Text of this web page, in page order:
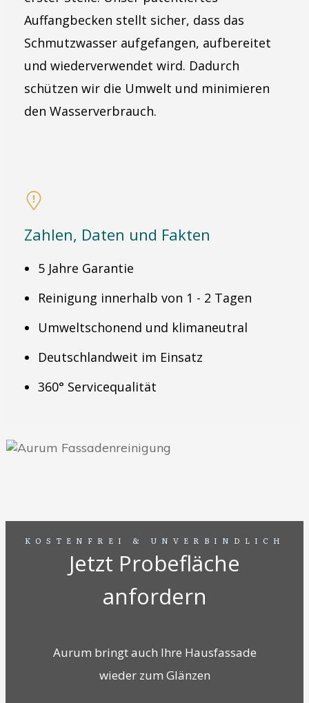
Auffangbecken stellt sicher, dass das
Schmutzwasser aufgefangen, aufbereitet
und wiederverwendet wird. Dadurch
schützen wir die Umwelt und minimieren
den Wasserverbrauch.
Zahlen, Daten und Fakten
5 Jahre Garantie
Reinigung innerhalb von 1 - 2 Tagen
Umweltschonend und klimaneutral
Deutschlandweit im Einsatz
360° Servicequalität
KOSTENFREI & UNVERBINDLICH
Jetzt Probefläche
anfordern
Aurum bringt auch Ihre Hausfassade
wieder zum Glänzen